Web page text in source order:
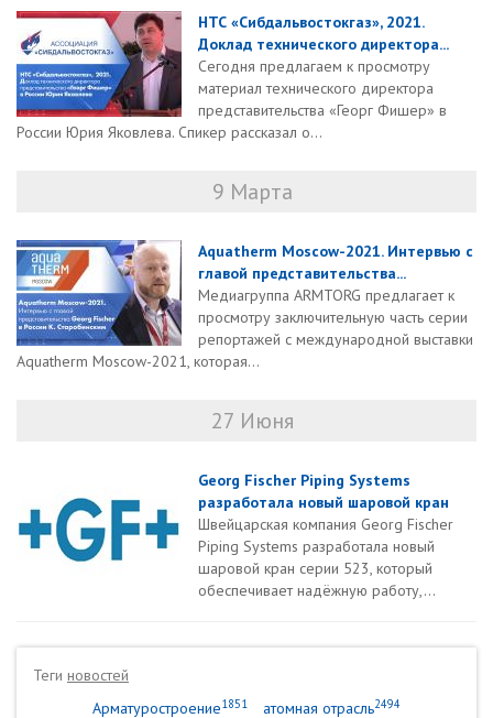
НТС «Сибдальвостокгаз», 2021.
Доклад технического директора...
Сегодня предлагаем к просмотру
материал технического директора
представительства «Георг Фишер» в
России Юрия Яковлева. Спикер рассказал о...
9 Марта
Aquatherm Moscow-2021. Интервью с
главой представительства...
Медиагруппа ARMTORG предлагает к
просмотру заключительную часть серии
репортажей с международной выставки
Aquatherm Moscow-2021, которая...
27 Июня
Georg Fischer Piping Systems
разработала новый шаровой кран
Швейцарская компания Georg Fischer
Piping Systems разработала новый
шаровой кран серии 523, который
обеспечивает надёжную работу,...
Теги новостей
Арматуростроение1851 атомная отрасль2494